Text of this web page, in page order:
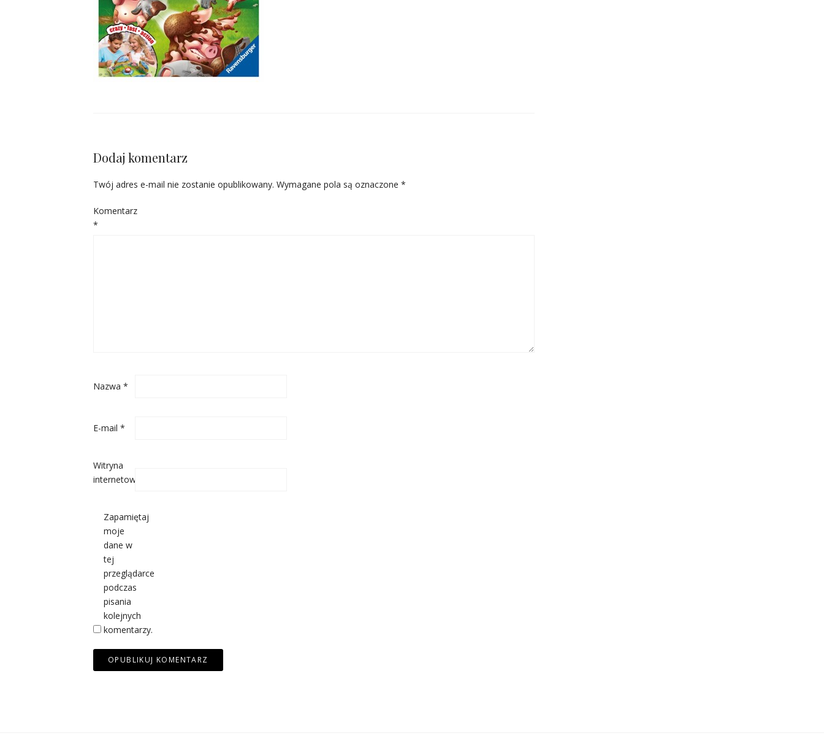
Dodaj komentarz
Twój adres e-mail nie zostanie opublikowany. Wymagane pola są oznaczone *
Komentarz
*
Nazwa *
E-mail *
Witryna
internetowa
Zapamiętaj
moje
dane w
tej
przeglądarce
podczas
pisania
kolejnych
komentarzy.